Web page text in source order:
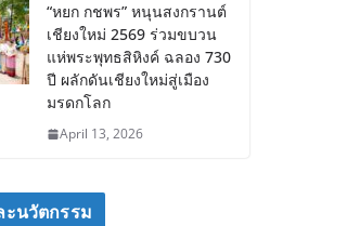
“หยก กชพร” หนุนสงกรานต์
เชียงใหม่ 2569 ร่วมขบวน
แห่พระพุทธสิหิงค์ ฉลอง 730
ปี ผลักดันเชียงใหม่สู่เมือง
มรดกโลก
April 13, 2026
ะนวัตกรรม